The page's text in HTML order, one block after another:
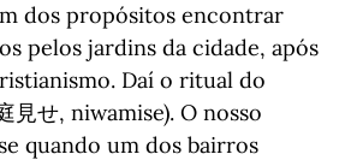
dos propósitos encontrar
pelos jardins da cidade, após
Daí o ritual do
見せ, niwamise). O nosso
quando um dos bairros